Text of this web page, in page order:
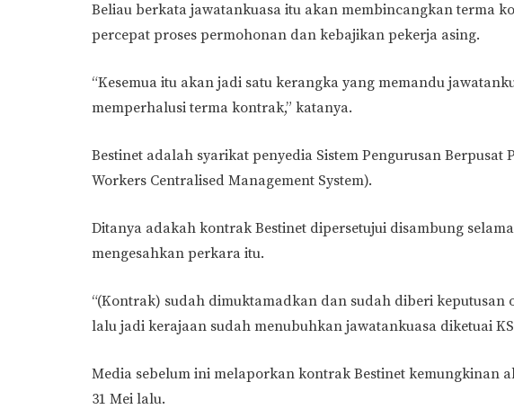
Beliau berkata jawatankuasa itu akan membincangkan terma
percepat proses permohonan dan kebajikan pekerja asing.
“Kesemua itu akan jadi satu kerangka yang memandu
memperhalusi terma kontrak,” katanya.
Bestinet adalah syarikat penyedia Sistem Pengurusan Berpusat
Workers Centralised Management System).
Ditanya adakah kontrak Bestinet dipersetujui disambung
mengesahkan perkara itu.
“(Kontrak) sudah dimuktamadkan dan sudah diberi keputusan
lalu jadi kerajaan sudah menubuhkan jawatankuasa diketuai
Media sebelum ini melaporkan kontrak Bestinet kemungkinan
31 Mei lalu.